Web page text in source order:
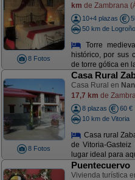
8 Fotos
km de Zambrana
10+4 plazas
50 km de Logroño
Torre
histórico, por sus
de torre gótica en
8 Fotos
Casa Rural
Casa Rural en
17,7 km de
8 plazas
60 €
10 km de Vitoria
Casa rural
de Vitoria-
lugar ideal para
Puentecuervo
Vivienda turística